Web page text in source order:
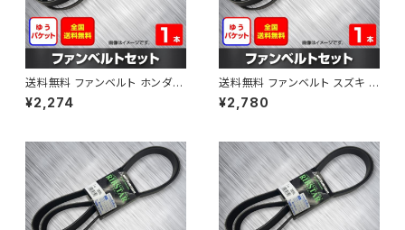
送料無料 ファンベルト ホンダ フ
ィット 型式GE6 H19.10～H25.
09 （国内トップメーカー） 1本 H
¥2,274
送料無料 ファンベルト スズキ ス
ペーシア 型式MK32S H25.03
～H30.02 （国内トップメーカ
¥2,780